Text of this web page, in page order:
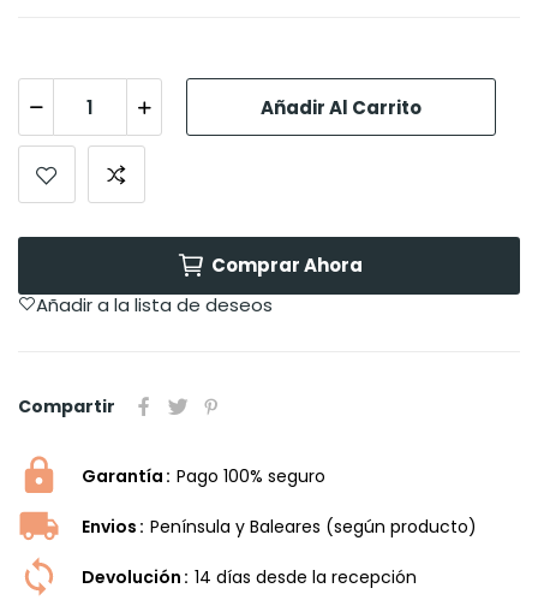
Añadir Al Carrito
Comprar Ahora
Añadir a la lista de deseos
Compartir
Garantía Pago 100% seguro
Envios Península y Baleares (según producto)
Devolución 14 dí­as desde la recepción